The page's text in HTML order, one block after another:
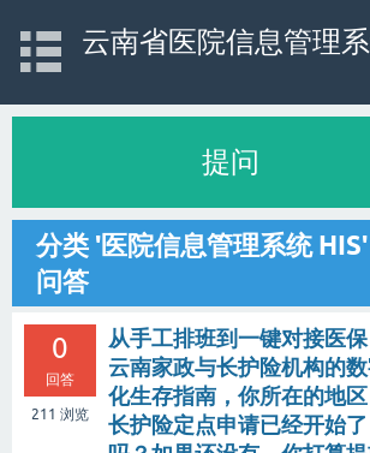
云南省医院信息管理
提问
分类 '医院信息管理系统
问答
0
回答
211 浏览
从手工排班到一键对接医保
云南家政与长护险机构的
化生存指南，你所在的地区
长护险定点申请已经开始了